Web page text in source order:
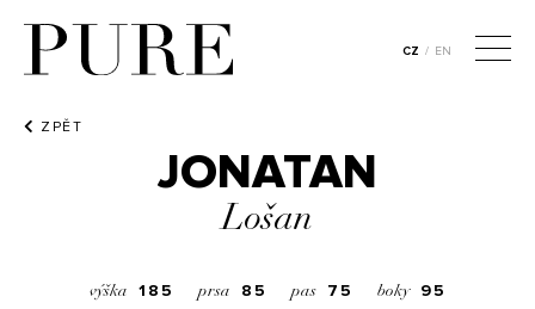
CZ / EN
ZPĚT
JONATAN
Lošan
výška 185 prsa 85 pas 75 boky 95